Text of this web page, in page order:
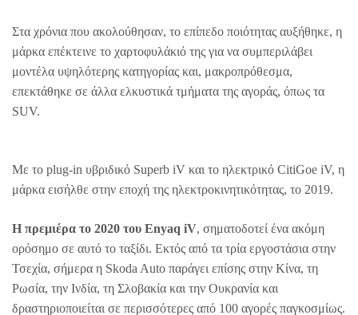
Στα χρόνια που ακολούθησαν, το επίπεδο ποιότητας αυξήθηκε, η
μάρκα επέκτεινε το χαρτοφυλάκιό της για να συμπεριλάβει
μοντέλα υψηλότερης κατηγορίας και, μακροπρόθεσμα,
επεκτάθηκε σε άλλα ελκυστικά τμήματα της αγοράς, όπως τα
SUV.
Με το plug-in υβριδικό Superb iV και το ηλεκτρικό CitiGoe iV, η
μάρκα εισήλθε στην εποχή της ηλεκτροκινητικότητας, το 2019.
Η πρεμιέρα το 2020 του Enyaq iV, σηματοδοτεί ένα ακόμη
ορόσημο σε αυτό το ταξίδι. Εκτός από τα τρία εργοστάσια στην
Τσεχία, σήμερα η Skoda Auto παράγει επίσης στην Κίνα, τη
Ρωσία, την Ινδία, τη Σλοβακία και την Ουκρανία και
δραστηριοποιείται σε περισσότερες από 100 αγορές παγκοσμίως.